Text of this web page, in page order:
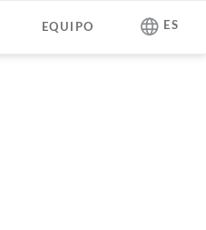
ES
navegación
EQUIPO